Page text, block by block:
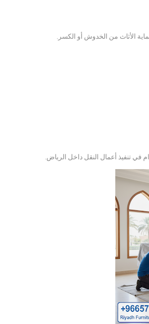
الأثاث من الخدوش أو الكسر.
في تنفيذ أعمال النقل داخل الرياض.